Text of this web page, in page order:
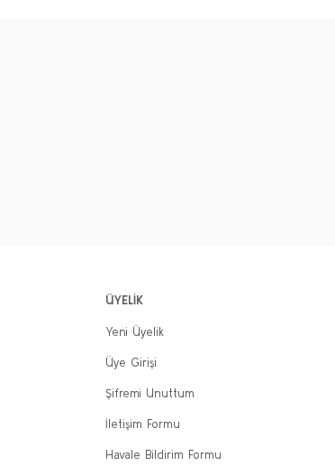
ÜYELİK
Yeni Üyelik
Üye Girişi
Şifremi Unuttum
İletişim Formu
Havale Bildirim Formu